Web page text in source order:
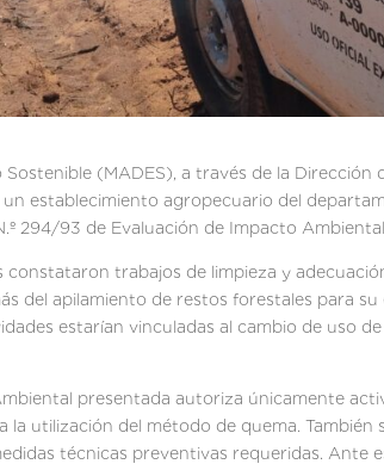
(MADES), a través de la Dirección
establecimiento agropecuario del
294/93 de Evaluación de Impacto
trabajos de limpieza y
del apilamiento de restos forestales para
estarían vinculadas al cambio de uso
presentada autoriza únicamente
utilización del método de quema. También
técnicas preventivas requeridas. Ante